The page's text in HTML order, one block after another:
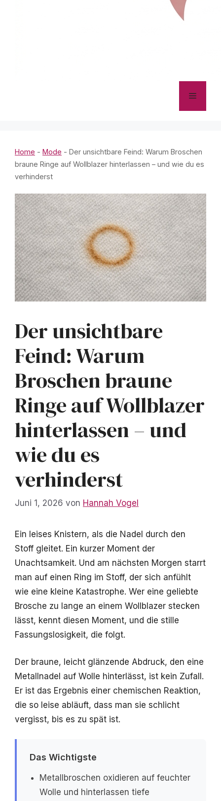
Menü
Home - Mode - Der unsichtbare Feind: Warum Broschen
braune Ringe auf Wollblazer hinterlassen – und wie du es
verhinderst
Der unsichtbare
Feind: Warum
Broschen braune
Ringe auf Wollblazer
hinterlassen – und
wie du es
verhinderst
Juni 1, 2026 von Hannah Vogel
Ein leises Knistern, als die Nadel durch den
Stoff gleitet. Ein kurzer Moment der
Unachtsamkeit. Und am nächsten Morgen starrt
man auf einen Ring im Stoff, der sich anfühlt
wie eine kleine Katastrophe. Wer eine geliebte
Brosche zu lange an einem Wollblazer stecken
lässt, kennt diesen Moment, und die stille
Fassungslosigkeit, die folgt.
Der braune, leicht glänzende Abdruck, den eine
Metallnadel auf Wolle hinterlässt, ist kein Zufall.
Er ist das Ergebnis einer chemischen Reaktion,
die so leise abläuft, dass man sie schlicht
vergisst, bis es zu spät ist.
Das Wichtigste
Metallbroschen oxidieren auf feuchter
Wolle und hinterlassen tiefe